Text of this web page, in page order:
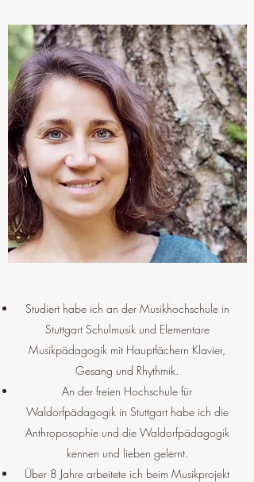
Studiert habe ich an der Musikhochschule in
Stuttgart Schulmusik und Elementare
Musikpädagogik mit Hauptfächern Klavier,
Gesang und Rhythmik.
An der freien Hochschule für
Waldorfpädagogik in Stuttgart habe ich die
Anthroposophie und die Waldorfpädagogik
kennen und lieben gelernt.
Über 8 Jahre arbeitete ich beim Musikprojekt